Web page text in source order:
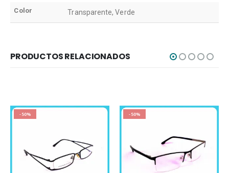
Color Transparente, Verde
PRODUCTOS RELACIONADOS
-50% -50%